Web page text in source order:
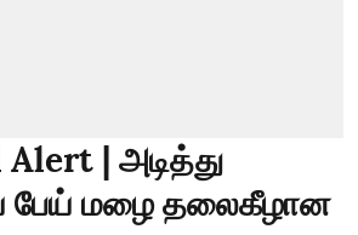
| அடித்து
பேய் மழை தலைகீழான